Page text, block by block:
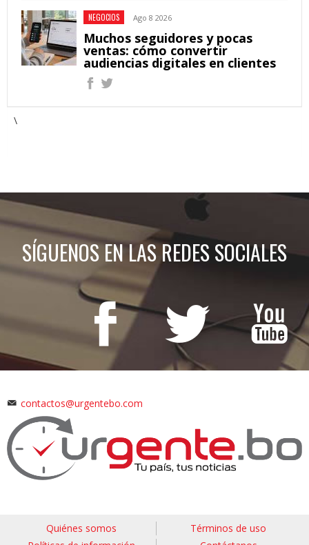
NEGOCIOS Ago 8 2026
Muchos seguidores y pocas
ventas: cómo convertir
audiencias digitales en clientes
\
SÍGUENOS EN LAS REDES SOCIALES
contactos@urgentebo.com
Quiénes somos
Términos de uso